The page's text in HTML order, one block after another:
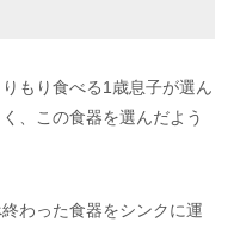
もり食べる1歳息子が選ん
、この食器を選んだよう
わった食器をシンクに運